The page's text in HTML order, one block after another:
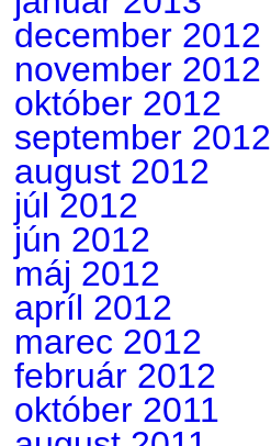
december 2012
november 2012
október 2012
september 2012
august 2012
júl 2012
jún 2012
máj 2012
apríl 2012
marec 2012
február 2012
október 2011